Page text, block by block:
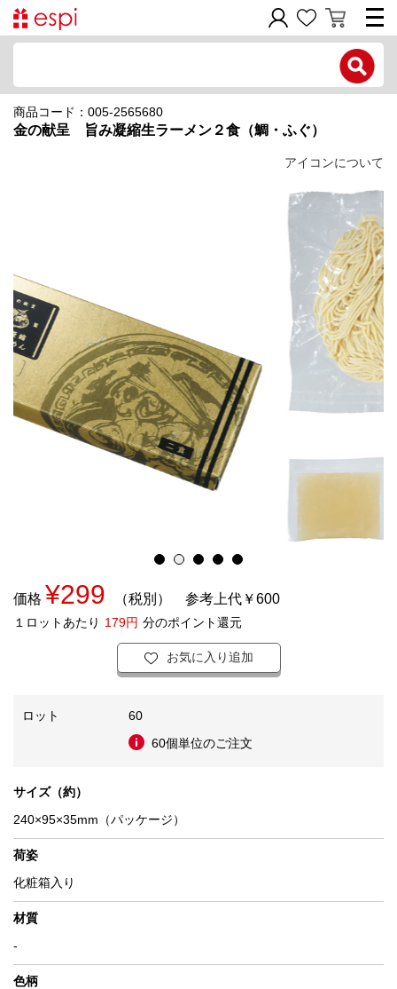
商品コード：005-2565680
金の献呈 旨み凝縮生ラーメン２食（鯛・ふぐ）
アイコンについて
価格 ¥299 （税別） 参考上代￥600
１ロットあたり 179円 分のポイント還元
お気に入り追加
ロット
60
60個単位のご注文
サイズ（約）
240×95×35mm（パッケージ）
荷姿
化粧箱入り
材質
-
色柄
新規会員登録
お問い合わせフォーム